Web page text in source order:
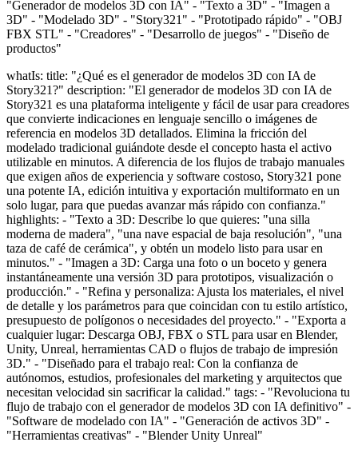
"Generador de modelos 3D con IA" - "Texto a 3D" - "Imagen a
3D" - "Modelado 3D" - "Story321" - "Prototipado rápido" - "OBJ
FBX STL" - "Creadores" - "Desarrollo de juegos" - "Diseño de
productos"
whatIs: title: "¿Qué es el generador de modelos 3D con IA de
Story321?" description: "El generador de modelos 3D con IA de
Story321 es una plataforma inteligente y fácil de usar para creadores
que convierte indicaciones en lenguaje sencillo o imágenes de
referencia en modelos 3D detallados. Elimina la fricción del
modelado tradicional guiándote desde el concepto hasta el activo
utilizable en minutos. A diferencia de los flujos de trabajo manuales
que exigen años de experiencia y software costoso, Story321 pone
una potente IA, edición intuitiva y exportación multiformato en un
solo lugar, para que puedas avanzar más rápido con confianza."
highlights: - "Texto a 3D: Describe lo que quieres: "una silla
moderna de madera", "una nave espacial de baja resolución", "una
taza de café de cerámica", y obtén un modelo listo para usar en
minutos." - "Imagen a 3D: Carga una foto o un boceto y genera
instantáneamente una versión 3D para prototipos, visualización o
producción." - "Refina y personaliza: Ajusta los materiales, el nivel
de detalle y los parámetros para que coincidan con tu estilo artístico,
presupuesto de polígonos o necesidades del proyecto." - "Exporta a
cualquier lugar: Descarga OBJ, FBX o STL para usar en Blender,
Unity, Unreal, herramientas CAD o flujos de trabajo de impresión
3D." - "Diseñado para el trabajo real: Con la confianza de
autónomos, estudios, profesionales del marketing y arquitectos que
necesitan velocidad sin sacrificar la calidad." tags: - "Revoluciona tu
flujo de trabajo con el generador de modelos 3D con IA definitivo" -
"Software de modelado con IA" - "Generación de activos 3D" -
"Herramientas creativas" - "Blender Unity Unreal"